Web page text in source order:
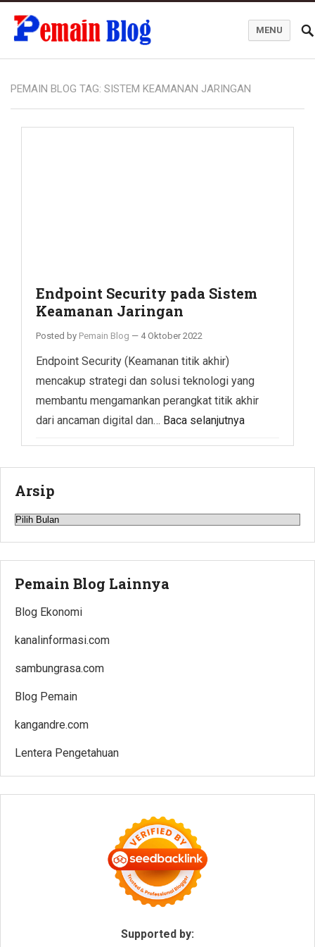
MENU
PEMAIN BLOG TAG: SISTEM KEAMANAN JARINGAN
Endpoint Security pada Sistem
Keamanan Jaringan
Posted by Pemain Blog — 4 Oktober 2022
Endpoint Security (Keamanan titik akhir)
mencakup strategi dan solusi teknologi yang
membantu mengamankan perangkat titik akhir
dari ancaman digital dan… Baca selanjutnya
Arsip
Arsip
Pemain Blog Lainnya
Blog Ekonomi
kanalinformasi.com
sambungrasa.com
Blog Pemain
kangandre.com
Lentera Pengetahuan
Supported by: